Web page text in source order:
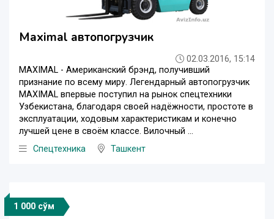
Maximal автопогрузчик
02.03.2016, 15:14
MAXIMAL - Американский брэнд, получивший
признание по всему миру. Легендарный автопогрузчик
MAXIMAL впервые поступил на рынок спецтехники
Узбекистана, благодаря своей надёжности, простоте в
эксплуатации, ходовым характеристикам и конечно
лучшей цене в своём классе. Вилочный ...
Спецтехника
Ташкент
1 000 сўм